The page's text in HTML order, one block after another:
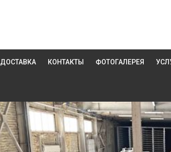
ДОСТАВКА КОНТАКТЫ ФОТОГАЛЕРЕЯ